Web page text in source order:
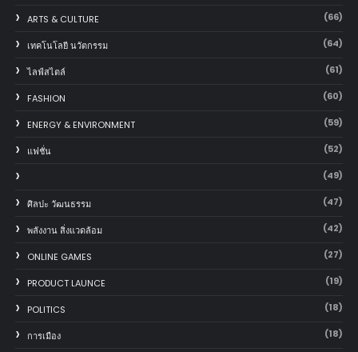
ARTS & CULTURE (66)
เทคโนโลยี นวัตกรรม (64)
ไลฟ์สไตล์ (61)
FASHION (60)
ENERGY & ENVIRONMENT (59)
แฟชั่น (52)
(49)
ศิลปะ วัฒนธรรม (47)
พลังงาน สิ่งแวดล้อม (42)
ONLINE GAMES (27)
PRODUCT LAUNCE (19)
POLITICS (18)
การเมือง (18)